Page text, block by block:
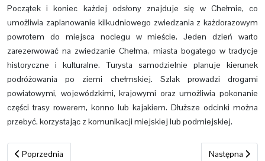
Początek i koniec każdej odsłony znajduje się w Chełmie, co
umożliwia zaplanowanie kilkudniowego zwiedzania z każdorazowym
powrotem do miejsca noclegu w mieście. Jeden dzień warto
zarezerwować na zwiedzanie Chełma, miasta bogatego w tradycje
historyczne i kulturalne. Turysta samodzielnie planuje kierunek
podróżowania po ziemi chełmskiej. Szlak prowadzi drogami
powiatowymi, wojewódzkimi, krajowymi oraz umożliwia pokonanie
części trasy rowerem, konno lub kajakiem. Dłuższe odcinki można
przebyć, korzystając z komunikacji miejskiej lub podmiejskiej.
Poprzednia strona: Śpiewnik patriotyczny
Poprzednia Następna
Następna